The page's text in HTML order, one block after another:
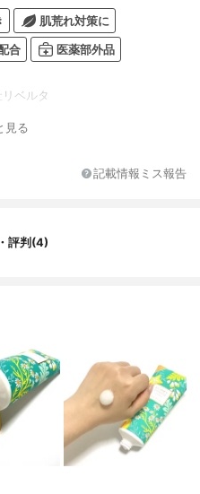
肌荒れ対策に
合 医薬部外品
ベルタ
見る
記載情報ミス報告
評判(4)